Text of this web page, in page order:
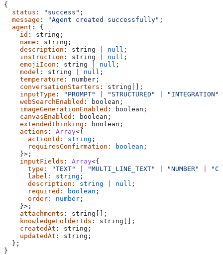
{
  status
: "success" ;
  message
: "Agent created successfully" ;
  agent
: {
    id
: string ;
    name
: string ;
    description
: string null ;
    instruction
: string null ;
    emojiIcon
: string null ;
    model
: string null ;
    temperature
: number ;
    conversationStarters
: string [];
    inputType
: "PROMPT" "STRUCTURED" "INTEGRATION"
    webSearchEnabled
: boolean ;
    imageGenerationEnabled
: boolean ;
    canvasEnabled
: boolean ;
    extendedThinking
: boolean ;
    actions
: Array<{
      actionId
: string ;
      requiresConfirmation
: boolean ;
    }>;
    inputFields
: Array<{
      type
: "TEXT" "MULTI_LINE_TEXT" "NUMBER"
      label
: string ;
      description
: string null ;
      required
: boolean ;
      order
: number ;
    }>;
    attachments
: string [];
    knowledgeFolderIds
: string [];
    createdAt
: string ;
    updatedAt
: string ;
  };
}